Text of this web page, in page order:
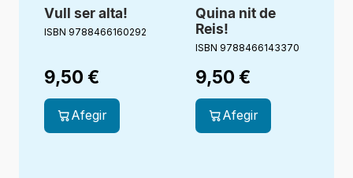
Vull ser alta!
ISBN 9788466160292
9,50 €
Afegir
Quina nit de
Reis!
ISBN 9788466143370
9,50 €
Afegir